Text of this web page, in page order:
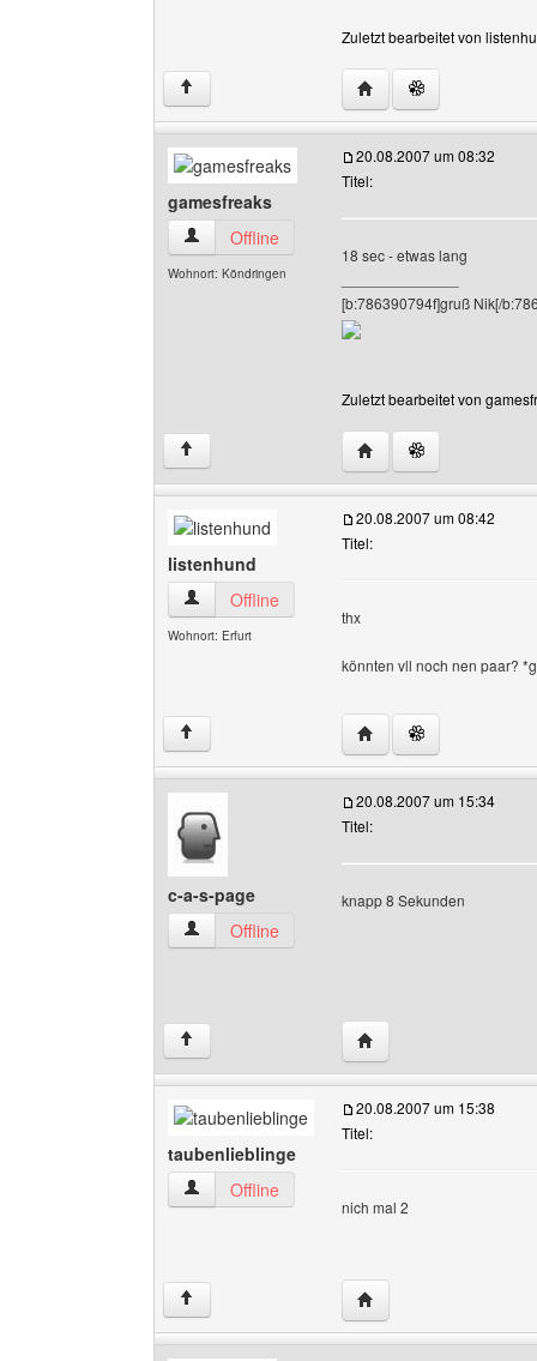
Zuletzt bearbeitet von
↑ Website dieses
gamesfreaks
gamesfreaks Benutzer-Profile anzeigen
Offline
Wohnort: Köndringen
20.08.2007 um 08:32
Titel:
18 sec - etwas lang
[b:786390794f]gruß Nik[/
Zuletzt bearbeitet von
↑ Website dieses
listenhund
listenhund Benutzer-Profile anzeigen
Offline
Wohnort: Erfurt
20.08.2007 um 08:42
Titel:
thx
könnten vll noch nen paar?
↑ Website dieses
c-a-s-page
c-a-s-page Benutzer-Profile anzeigen
Offline
20.08.2007 um 15:34
Titel:
knapp 8 Sekunden
↑ Website dieses
taubenlieblinge
taubenlieblinge Benutzer-Profile anzeigen
Offline
20.08.2007 um 15:38
Titel:
nich mal 2
↑ Website dieses